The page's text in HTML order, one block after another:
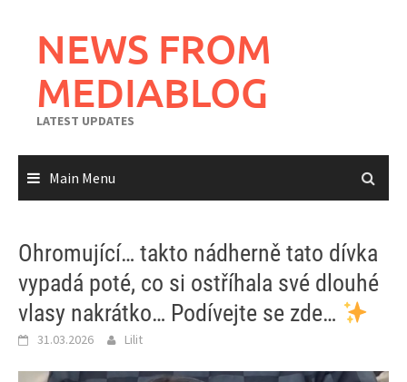
contentNEWS FROM
MEDIABLOG
LATEST UPDATES
Main Menu
Ohromující… takto nádherně tato dívka
vypadá poté, co si ostříhala své dlouhé
vlasy nakrátko… Podívejte se zde…
31.03.2026 Lilit